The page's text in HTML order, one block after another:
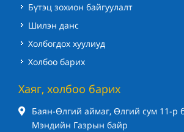
Бүтэц зохион байгуулалт
Шилэн данс
Холбогдох хуулиуд
Холбоо барих
Хаяг, холбоо барих
Баян-Өлгий аймаг, Өлгий сум 11-р
Мэндийн Газрын байр